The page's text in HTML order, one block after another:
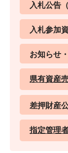
入札公告
入札参加
お知らせ
県有資産
差押財産
指定管理